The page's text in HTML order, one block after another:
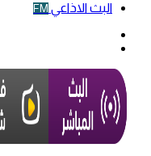
البث الاذاعي FM